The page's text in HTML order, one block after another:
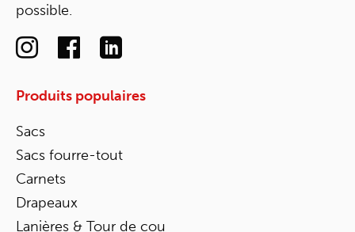
possible.
Produits populaires
Sacs
Sacs fourre-tout
Carnets
Drapeaux
Lanières & Tour de cou